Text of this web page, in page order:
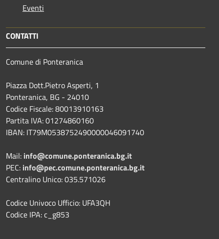
Eventi
CONTATTI
Comune di Ponteranica
Piazza Dott.Pietro Asperti, 1
Ponteranica, BG - 24010
Codice Fiscale: 80013910163
Partita IVA: 01274860160
IBAN: IT79M0538752490000046091740
Mail: info@comune.ponteranica.bg.it
PEC: info@pec.comune.ponteranica.bg.it
Centralino Unico: 035.571026
Codice Univoco Ufficio: UFA3QH
Codice IPA: c_g853